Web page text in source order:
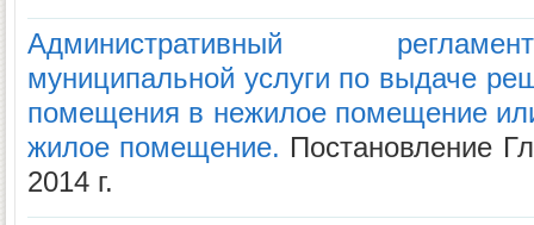
Административный
муниципальной услуги по выдаче
помещения в нежилое помещение
жилое помещение. Постановление
2014 г.